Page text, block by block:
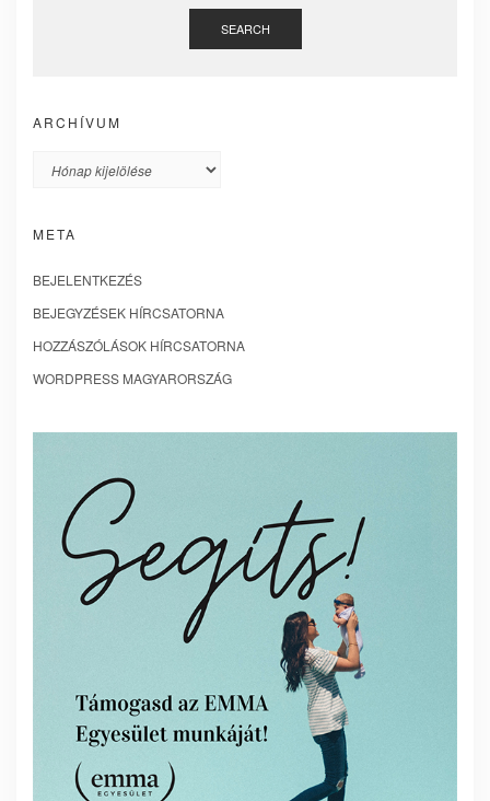
SEARCH
ARCHÍVUM
Archívum
META
BEJELENTKEZÉS
BEJEGYZÉSEK HÍRCSATORNA
HOZZÁSZÓLÁSOK HÍRCSATORNA
WORDPRESS MAGYARORSZÁG